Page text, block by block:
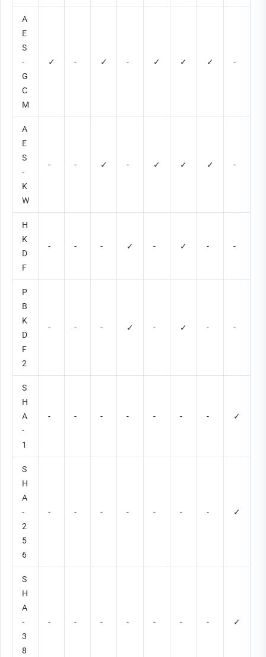
A
E
S
-
G
C
M
✓ - ✓ - ✓ ✓ ✓ -
A
E
S
-
K
W
- - ✓ - ✓ ✓ ✓ -
H
K
D
F
- - - ✓ - ✓ - -
P
B
K
D
F
2
- - - ✓ - ✓ - -
S
H
A
-
1
- - - - - - - ✓
S
H
A
-
2
5
6
- - - - - - - ✓
S
H
A
-
3
8
- - - - - - - ✓